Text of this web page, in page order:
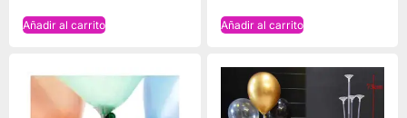
Añadir al carrito Añadir al carrito